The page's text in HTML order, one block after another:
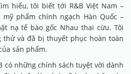
hiểu, tôi biết tới R&B Việt Nam –
phẩm chính ngạch Hàn Quốc –
nạ tế bào gốc Nhau thai cừu. Tôi
và đã bị thuyết phục hoàn toàn
sản phẩm.
có những chính sách tuyệt vời dành